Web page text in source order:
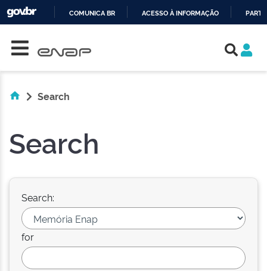
COMUNICA BR ACESSO À INFORMAÇÃO
Search
Search
Search:
for